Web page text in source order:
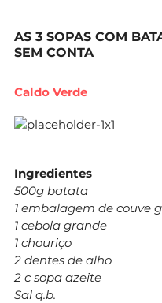
AS 3 SOPAS COM
SEM CONTA
Caldo Verde
Ingredientes
500g batata
1 embalagem de couve
1 cebola grande
1 chouriço
2 dentes de alho
2 c sopa azeite
Sal q.b.